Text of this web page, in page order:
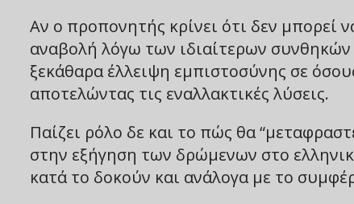
Αν ο προπονητής κρίνει ότι δεν μπορεί
αναβολή λόγω των ιδιαίτερων
ξεκάθαρα έλλειψη εμπιστοσύνης σε
αποτελώντας τις εναλλακτικές λύσεις.
Παίζει ρόλο δε και το πώς θα
στην εξήγηση των δρώμενων στο
κατά το δοκούν και ανάλογα με το